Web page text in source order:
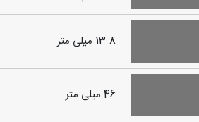
13.8 میلی متر
46 میلی متر